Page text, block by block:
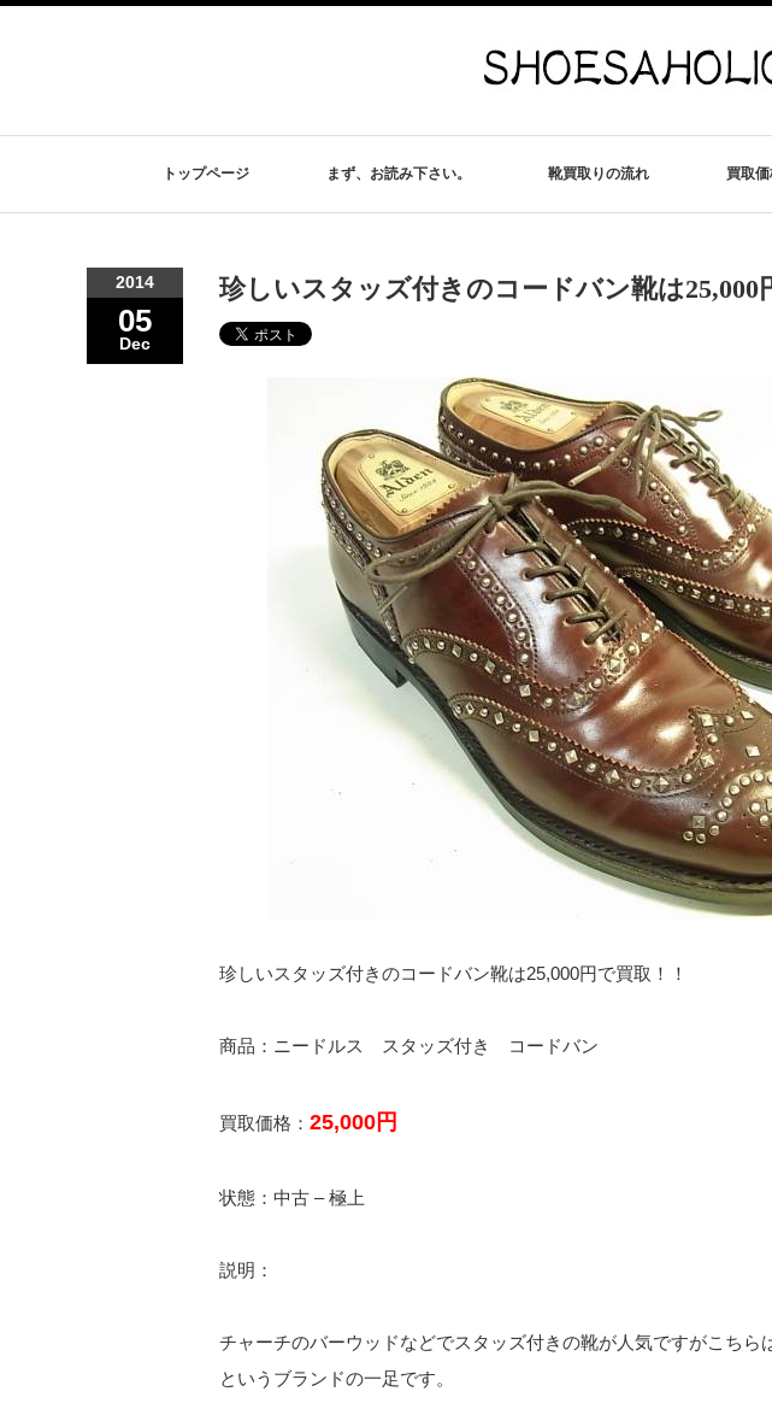
トップページ まず、お読み下さい。 靴買取りの流れ 買取
2014
05
Dec
珍しいスタッズ付きのコードバン靴は25,000
珍しいスタッズ付きのコードバン靴は25,000円で買取！！
商品：ニードルス スタッズ付き コードバン
買取価格： 25,000円
状態：中古 – 極上
説明：
チャーチのバーウッドなどでスタッズ付きの靴が人気ですがこちら
というブランドの一足です。